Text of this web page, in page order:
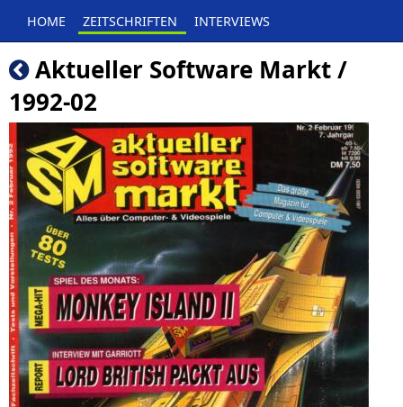
HOME ZEITSCHRIFTEN INTERVIEWS
Aktueller Software Markt /
1992-02